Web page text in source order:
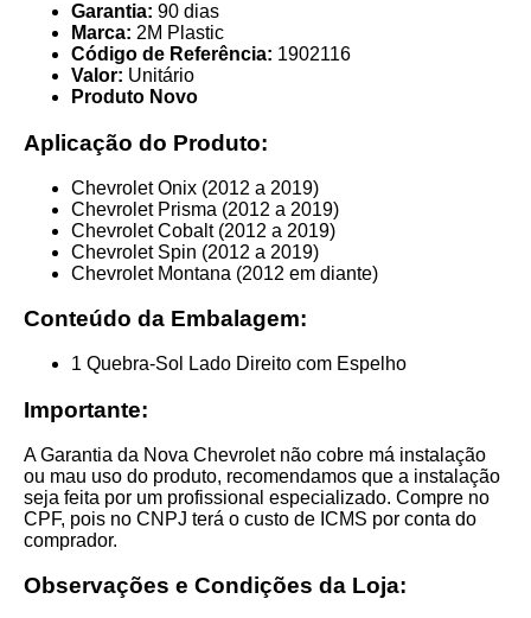
Garantia: 90 dias
Marca: 2M Plastic
Código de Referência: 1902116
Valor: Unitário
Produto Novo
Aplicação do Produto:
Chevrolet Onix (2012 a 2019)
Chevrolet Prisma (2012 a 2019)
Chevrolet Cobalt (2012 a 2019)
Chevrolet Spin (2012 a 2019)
Chevrolet Montana (2012 em diante)
Conteúdo da Embalagem:
1 Quebra-Sol Lado Direito com Espelho
Importante:
A Garantia da Nova Chevrolet não cobre má instalação
ou mau uso do produto, recomendamos que a instalação
seja feita por um profissional especializado. Compre no
CPF, pois no CNPJ terá o custo de ICMS por conta do
comprador.
Observações e Condições da Loja: